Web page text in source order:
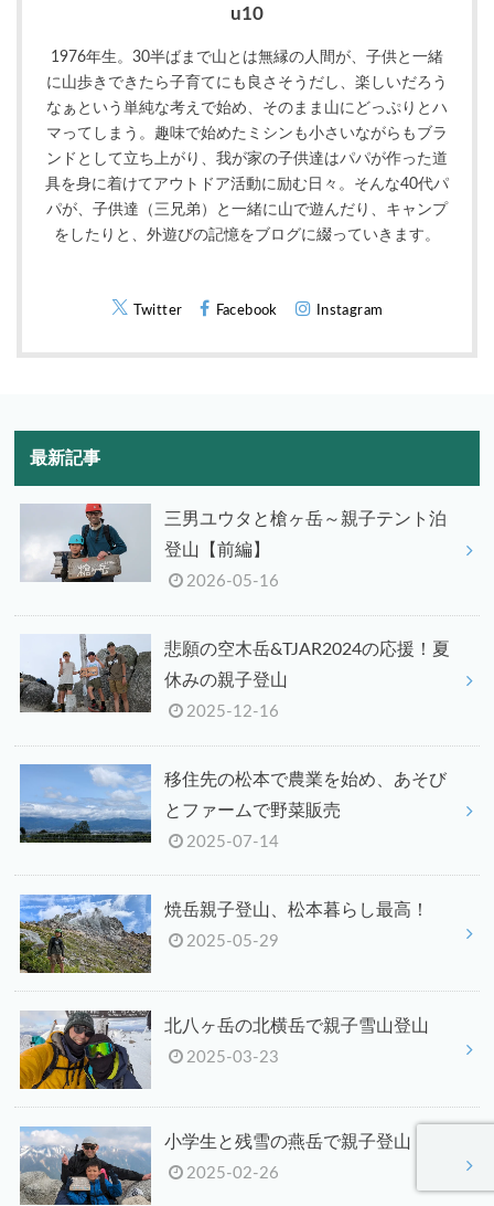
u10
1976年生。30半ばまで山とは無縁の人間が、子供と一緒
に山歩きできたら子育てにも良さそうだし、楽しいだろう
なぁという単純な考えで始め、そのまま山にどっぷりとハ
マってしまう。趣味で始めたミシンも小さいながらもブラ
ンドとして立ち上がり、我が家の子供達はパパが作った道
具を身に着けてアウトドア活動に励む日々。そんな40代パ
パが、子供達（三兄弟）と一緒に山で遊んだり、キャンプ
をしたりと、外遊びの記憶をブログに綴っていきます。
Twitter Facebook Instagram
最新記事
三男ユウタと槍ヶ岳～親子テント泊
登山【前編】
2026-05-16
悲願の空木岳&TJAR2024の応援！夏
休みの親子登山
2025-12-16
移住先の松本で農業を始め、あそび
とファームで野菜販売
2025-07-14
焼岳親子登山、松本暮らし最高！
2025-05-29
北八ヶ岳の北横岳で親子雪山登山
2025-03-23
小学生と残雪の燕岳で親子登山
2025-02-26